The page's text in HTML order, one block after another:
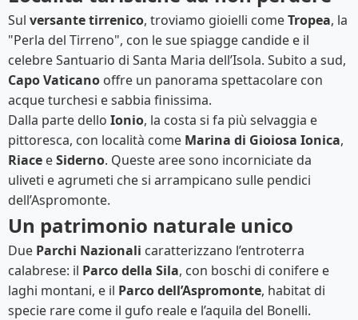
Sul versante tirrenico, troviamo gioielli comeTropea, la
"Perla del Tirreno", con le sue spiagge candide e il
celebre Santuario di Santa Maria dell’Isola. Subito a sud,
Capo Vaticano offre un panorama spettacolare con
acque turchesi e sabbia finissima.
Dalla parte dello Ionio, la costa si fa più selvaggia e
pittoresca, con località come Marina di Gioiosa Ionica,
Riace eSiderno. Queste aree sono incorniciate da
uliveti e agrumeti che si arrampicano sulle pendici
dell’Aspromonte.
Un patrimonio naturale unico
Due Parchi Nazionali caratterizzano l’entroterra
calabrese: il Parco della Sila, con boschi di conifere e
laghi montani, e il Parco dell’Aspromonte, habitat di
specie rare come il gufo reale e l’aquila del Bonelli.